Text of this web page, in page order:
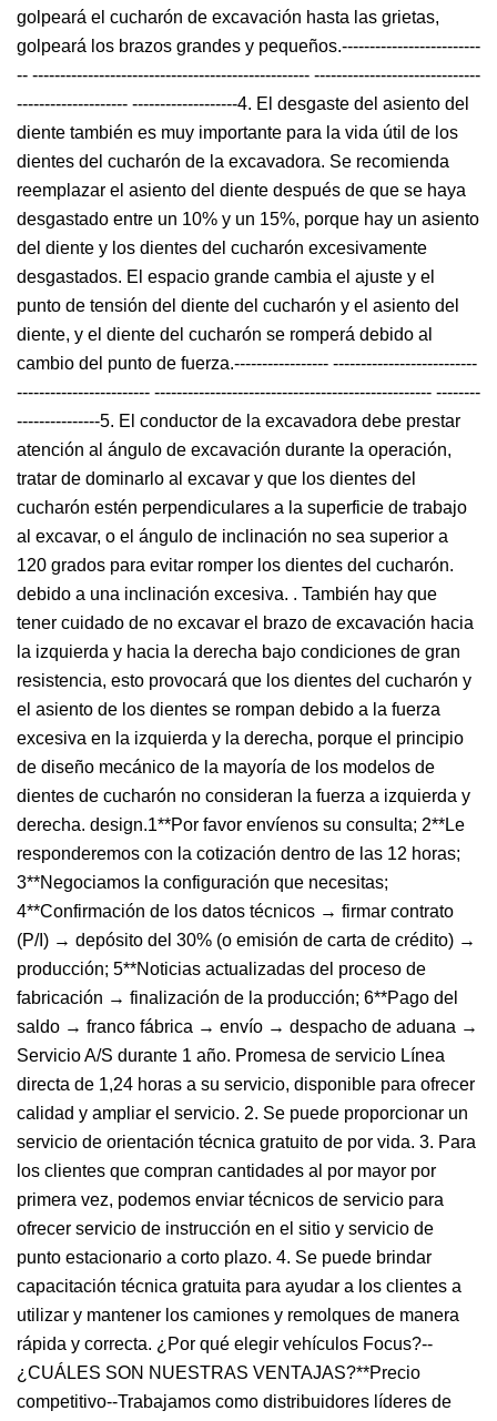
golpeará el cucharón de excavación hasta las grietas,
golpeará los brazos grandes y pequeños.-------------------------
-- -------------------------------------------------- ------------------------------
-------------------- -------------------4. El desgaste del asiento del
diente también es muy importante para la vida útil de los
dientes del cucharón de la excavadora. Se recomienda
reemplazar el asiento del diente después de que se haya
desgastado entre un 10% y un 15%, porque hay un asiento
del diente y los dientes del cucharón excesivamente
desgastados. El espacio grande cambia el ajuste y el
punto de tensión del diente del cucharón y el asiento del
diente, y el diente del cucharón se romperá debido al
cambio del punto de fuerza.----------------- --------------------------
------------------------ -------------------------------------------------- --------
---------------5. El conductor de la excavadora debe prestar
atención al ángulo de excavación durante la operación,
tratar de dominarlo al excavar y que los dientes del
cucharón estén perpendiculares a la superficie de trabajo
al excavar, o el ángulo de inclinación no sea superior a
120 grados para evitar romper los dientes del cucharón.
debido a una inclinación excesiva. . También hay que
tener cuidado de no excavar el brazo de excavación hacia
la izquierda y hacia la derecha bajo condiciones de gran
resistencia, esto provocará que los dientes del cucharón y
el asiento de los dientes se rompan debido a la fuerza
excesiva en la izquierda y la derecha, porque el principio
de diseño mecánico de la mayoría de los modelos de
dientes de cucharón no consideran la fuerza a izquierda y
derecha. design.1**Por favor envíenos su consulta; 2**Le
responderemos con la cotización dentro de las 12 horas;
3**Negociamos la configuración que necesitas;
4**Confirmación de los datos técnicos → firmar contrato
(P/I) → depósito del 30% (o emisión de carta de crédito) →
producción; 5**Noticias actualizadas del proceso de
fabricación → finalización de la producción; 6**Pago del
saldo → franco fábrica → envío → despacho de aduana →
Servicio A/S durante 1 año. Promesa de servicio Línea
directa de 1,24 horas a su servicio, disponible para ofrecer
calidad y ampliar el servicio. 2. Se puede proporcionar un
servicio de orientación técnica gratuito de por vida. 3. Para
los clientes que compran cantidades al por mayor por
primera vez, podemos enviar técnicos de servicio para
ofrecer servicio de instrucción en el sitio y servicio de
punto estacionario a corto plazo. 4. Se puede brindar
capacitación técnica gratuita para ayudar a los clientes a
utilizar y mantener los camiones y remolques de manera
rápida y correcta. ¿Por qué elegir vehículos Focus?--
¿CUÁLES SON NUESTRAS VENTAJAS?**Precio
competitivo--Trabajamos como distribuidores líderes de